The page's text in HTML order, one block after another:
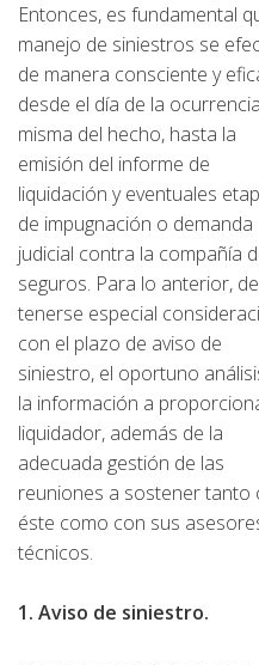
Entonces, es fundamental
manejo de siniestros se
de manera consciente y
desde el día de la ocurrencia
misma del hecho, hasta la
emisión del informe de
liquidación y eventuales
de impugnación o demanda
judicial contra la compañía
seguros. Para lo anterior,
tenerse especial
con el plazo de aviso de
siniestro, el oportuno
la información a
liquidador, además de la
adecuada gestión de las
reuniones a sostener tanto
éste como con sus
técnicos.
1. Aviso de siniestro.